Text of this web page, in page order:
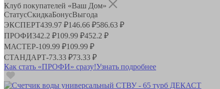
Клуб покупателей «Ваш Дом»
СтатусСкидкаБонусВыгода
ЭКСПЕРТ439.97 ₽146.66 ₽586.63 ₽
ПРОФИ342.2 ₽109.99 ₽452.2 ₽
МАСТЕР-109.99 ₽109.99 ₽
СТАНДАРТ-73.33 ₽73.33 ₽
Как стать «ПРОФИ» сразу!Узнать подробнее